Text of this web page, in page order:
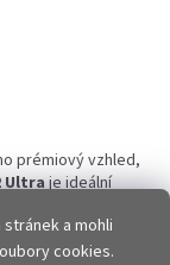
a mohli
cookies.
prémiový vzhled,
Ultraje ideální